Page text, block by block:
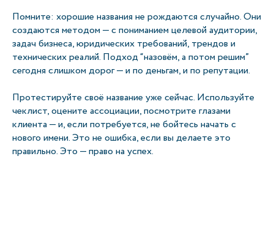
Помните: хорошие названия не рождаются случайно. Они
создаются методом — с пониманием целевой аудитории,
задач бизнеса, юридических требований, трендов и
технических реалий. Подход “назовём, а потом решим”
сегодня слишком дорог — и по деньгам, и по репутации.
Протестируйте своё название уже сейчас. Используйте
чеклист, оцените ассоциации, посмотрите глазами
клиента — и, если потребуется, не бойтесь начать с
нового имени. Это не ошибка, если вы делаете это
правильно. Это — право на успех.